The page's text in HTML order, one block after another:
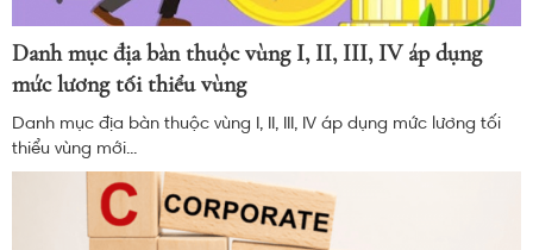
Danh mục địa bàn thuộc vùng I, II, III, IV áp dụng
mức lương tối thiểu vùng
Danh mục địa bàn thuộc vùng I, II, III, IV áp dụng mức lương tối
thiểu vùng mới...